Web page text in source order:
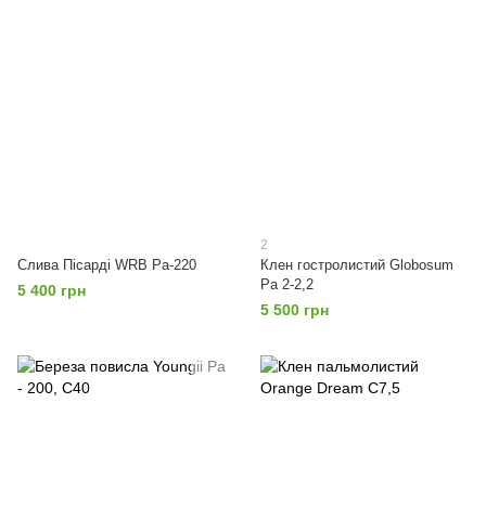
Слива Пісарді WRB Pa-220
5 400 грн
2
Клен гостролистий Globosum
Pa 2-2,2
5 500 грн